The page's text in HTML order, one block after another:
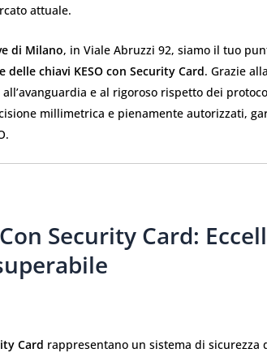
attuale.
di Milano, in Viale Abruzzi 92, siamo il tuo
delle chiavi KESO con Security Card. Grazie
e al rigoroso rispetto dei
millimetrica e pienamente autorizzati,
Security Card:
Card rappresentano un sistema di